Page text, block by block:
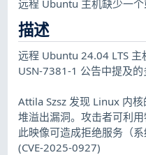
远程 Ubuntu 主机缺少一个
描述
远程 Ubuntu 24.04 LTS
USN-7381-1 公告中提及的
Attila Szsz 发现 Linux 内
堆溢出漏洞。攻击者可利
此映像可造成拒绝服务（
(CVE-2025-0927)